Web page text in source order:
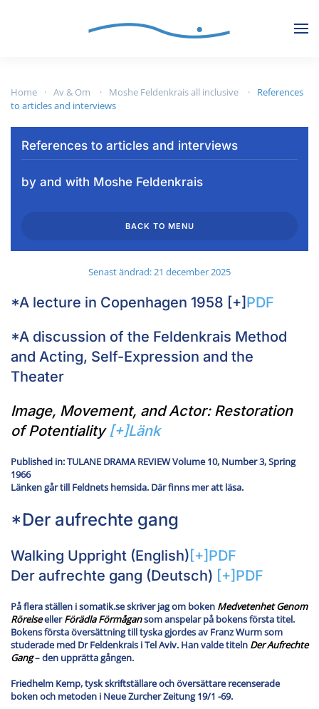
Home Av & Om Moshe Feldenkrais all inclusive
References
to articles and interviews
References to articles and interviews
by and with Moshe Feldenkrais
BACK TO MENU
Senast ändrad: 21 december 2025
*A lecture in Copenhagen 1958 [+]PDF
*A discussion of the Feldenkrais Method
and Acting, Self-Expression and the
Theater
Image, Movement, and Actor: Restoration
of Potentiality [+]Länk
Published in: TULANE DRAMA REVIEW Volume 10, Number 3, Spring
1966
Länken går till Feldnets hemsida. Där finns mer att läsa.
*Der aufrechte gang
Walking Uppright (English) [+]PDF
Der aufrechte gang (Deutsch) [+]PDF
På flera ställen i somatik.se skriver jag om boken Medvetenhet Genom
RörelseellerFörädla Förmågansom anspelar på bokens första titel.
Bokens första översättning till tyska gjordes av Franz Wurm som
studerade med Dr Feldenkrais i Tel Aviv. Han valde titeln Der Aufrechte
Gang– den upprätta gången.
Friedhelm Kemp, tysk skriftställare och översättare recenserade
boken och metoden i Neue Zurcher Zeitung 19/1 -69.